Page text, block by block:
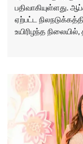
பதிவாகியுள்ளது.
ஏற்பட்ட
உயிரிழந்த